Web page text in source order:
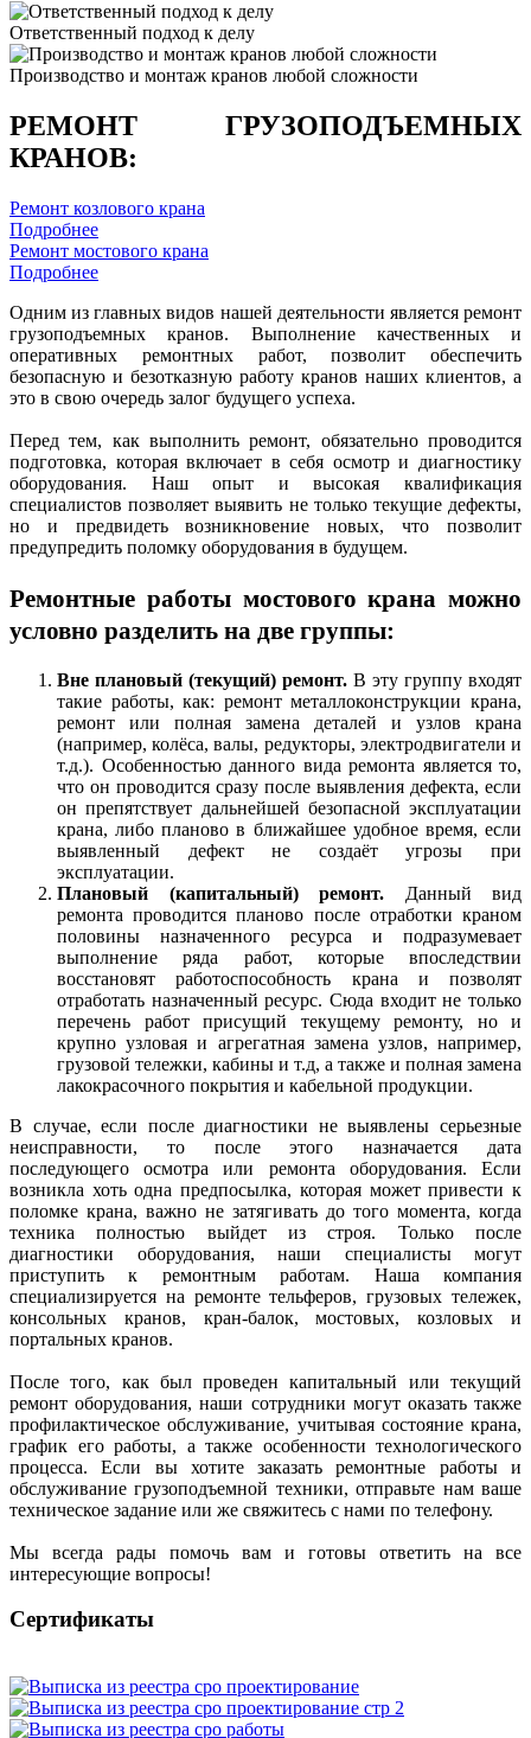
Ответственный подход к делу
Производство и монтаж кранов любой сложности
РЕМОНТ ГРУЗОПОДЪЕМНЫХ
КРАНОВ:
Ремонт козлового крана
Подробнее
Ремонт мостового крана
Подробнее
Одним из главных видов нашей деятельности является ремонт
грузоподъемных кранов. Выполнение качественных и
оперативных ремонтных работ, позволит обеспечить
безопасную и безотказную работу кранов наших клиентов, а
это в свою очередь залог будущего успеха.
Перед тем, как выполнить ремонт, обязательно проводится
подготовка, которая включает в себя осмотр и диагностику
оборудования. Наш опыт и высокая квалификация
специалистов позволяет выявить не только текущие дефекты,
но и предвидеть возникновение новых, что позволит
предупредить поломку оборудования в будущем.
Ремонтные работы мостового крана можно
условно разделить на две группы:
Вне плановый (текущий) ремонт. В эту группу входят
такие работы, как: ремонт металлоконструкции крана,
ремонт или полная замена деталей и узлов крана
(например, колёса, валы, редукторы, электродвигатели и
т.д.). Особенностью данного вида ремонта является то,
что он проводится сразу после выявления дефекта, если
он препятствует дальнейшей безопасной эксплуатации
крана, либо планово в ближайшее удобное время, если
выявленный дефект не создаёт угрозы при
эксплуатации.
Плановый (капитальный) ремонт. Данный вид
ремонта проводится планово после отработки краном
половины назначенного ресурса и подразумевает
выполнение ряда работ, которые впоследствии
восстановят работоспособность крана и позволят
отработать назначенный ресурс. Сюда входит не только
перечень работ присущий текущему ремонту, но и
крупно узловая и агрегатная замена узлов, например,
грузовой тележки, кабины и т.д, а также и полная замена
лакокрасочного покрытия и кабельной продукции.
В случае, если после диагностики не выявлены серьезные
неисправности, то после этого назначается дата
последующего осмотра или ремонта оборудования. Если
возникла хоть одна предпосылка, которая может привести к
поломке крана, важно не затягивать до того момента, когда
техника полностью выйдет из строя. Только после
диагностики оборудования, наши специалисты могут
приступить к ремонтным работам. Наша компания
специализируется на ремонте тельферов, грузовых тележек,
консольных кранов, кран-балок, мостовых, козловых и
портальных кранов.
После того, как был проведен капитальный или текущий
ремонт оборудования, наши сотрудники могут оказать также
профилактическое обслуживание, учитывая состояние крана,
график его работы, а также особенности технологического
процесса. Если вы хотите заказать ремонтные работы и
обслуживание грузоподъемной техники, отправьте нам ваше
техническое задание или же свяжитесь с нами по телефону.
Мы всегда рады помочь вам и готовы ответить на все
интересующие вопросы!
Сертификаты